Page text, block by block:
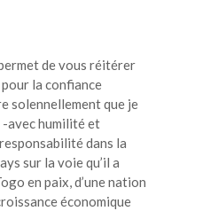
de vous réitérer
la confiance
solennellement que je
-avec humilité et
dans la
sur la voie qu’il a
en paix, d’une nation
économique